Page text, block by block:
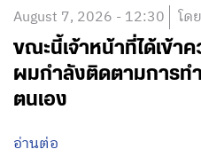
August 7, 2026 - 12:30 โด
ขณะนี้เจ้าหน้าที่ได้เข้
ผมกำลังติดตามการท
ตนเอง
อ่านต่อ